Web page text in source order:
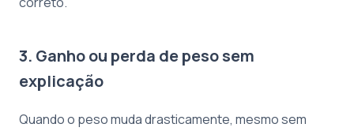
3. Ganho ou perda de peso sem
explicação
Quando o peso muda drasticamente, mesmo sem